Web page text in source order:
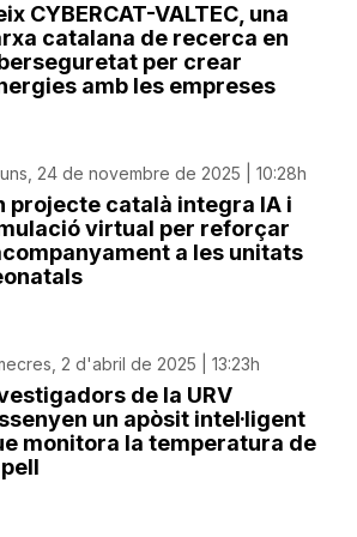
CYBERCAT-VALTEC, una
catalana de recerca en
per crear
amb les empreses
24 de novembre de 2025 | 10:28h
projecte català integra IA i
virtual per reforçar
a les unitats
2 d'abril de 2025 | 13:23h
de la URV
un apòsit intel·ligent
monitora la temperatura de